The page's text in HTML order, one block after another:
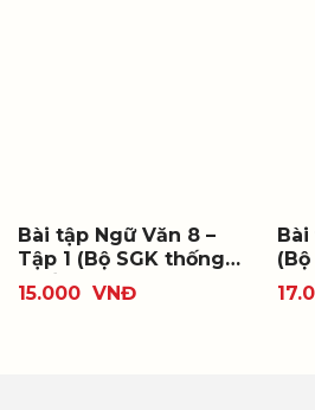
Bài tập Ngữ Văn 8 –
Tập 1 (Bộ SGK thống
nhất)
15.000 VNĐ
Bài